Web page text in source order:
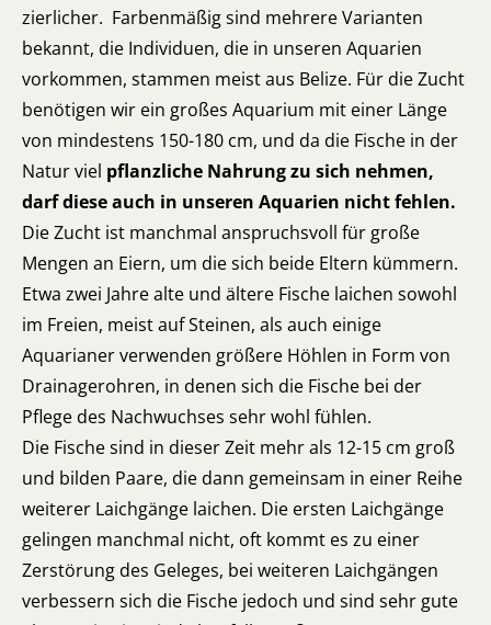
zierlicher. Farbenmäßig sind mehrere Varianten
bekannt, die Individuen, die in unseren Aquarien
vorkommen, stammen meist aus Belize. Für die Zucht
benötigen wir ein großes Aquarium mit einer Länge
von mindestens 150-180 cm, und da die Fische in der
Natur viel pflanzliche Nahrung zu sich nehmen,
darf diese auch in unseren Aquarien nicht fehlen.
Die Zucht ist manchmal anspruchsvoll für große
Mengen an Eiern, um die sich beide Eltern kümmern.
Etwa zwei Jahre alte und ältere Fische laichen sowohl
im Freien, meist auf Steinen, als auch einige
Aquarianer verwenden größere Höhlen in Form von
Drainagerohren, in denen sich die Fische bei der
Pflege des Nachwuchses sehr wohl fühlen.
Die Fische sind in dieser Zeit mehr als 12-15 cm groß
und bilden Paare, die dann gemeinsam in einer Reihe
weiterer Laichgänge laichen. Die ersten Laichgänge
gelingen manchmal nicht, oft kommt es zu einer
Zerstörung des Geleges, bei weiteren Laichgängen
verbessern sich die Fische jedoch und sind sehr gute